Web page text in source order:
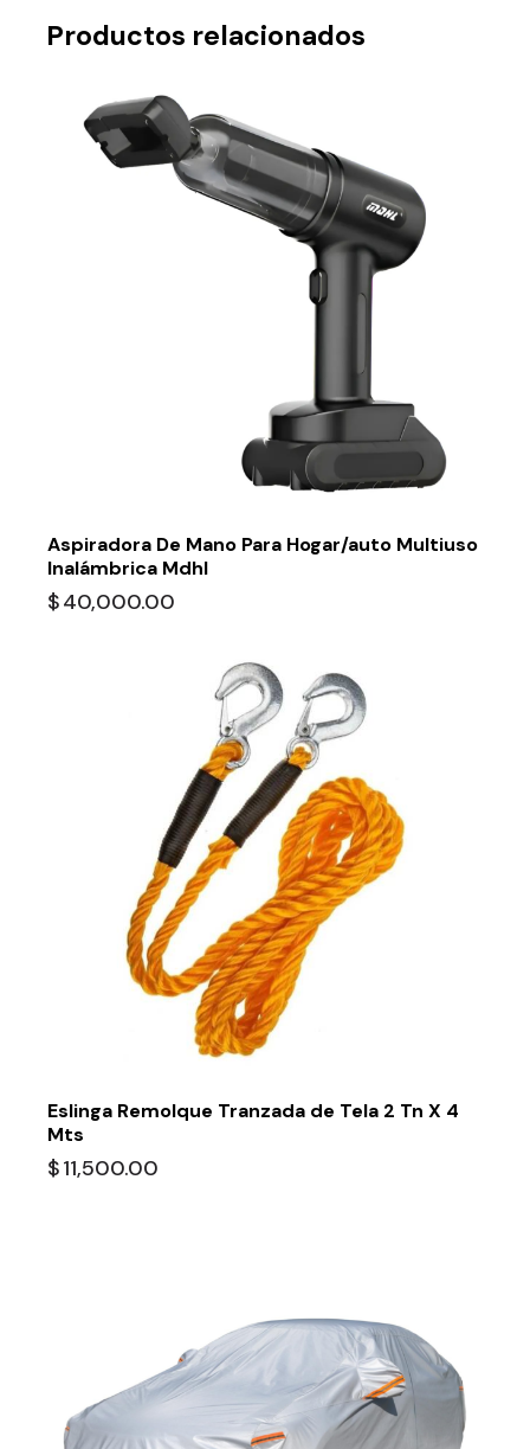
Productos relacionados
Aspiradora De Mano Para Hogar/auto Multiuso
Inalámbrica Mdhl
$40,000.00
Eslinga Remolque Tranzada de Tela 2 Tn X 4
Mts
$11,500.00